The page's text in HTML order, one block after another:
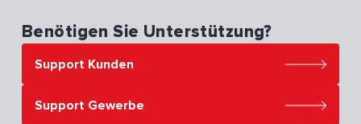
Benötigen Sie Unterstützung?
Support Kunden
Support Gewerbe